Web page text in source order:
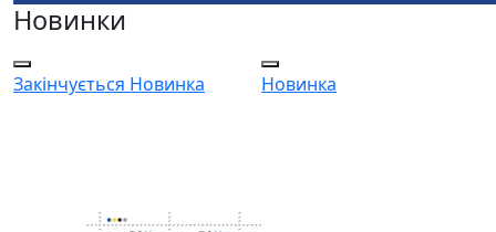
Новинки
Закінчується Новинка Новинка